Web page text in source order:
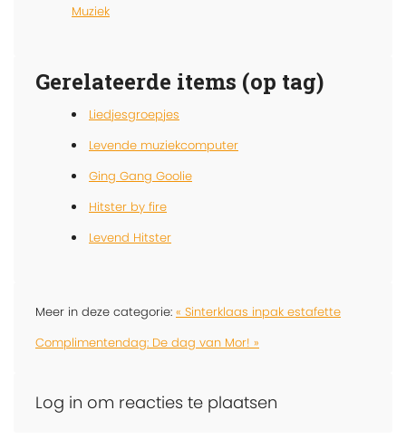
Muziek
Gerelateerde items (op tag)
Liedjesgroepjes
Levende muziekcomputer
Ging Gang Goolie
Hitster by fire
Levend Hitster
Meer in deze categorie: « Sinterklaas inpak estafette
Complimentendag: De dag van Mor! »
Log in om reacties te plaatsen